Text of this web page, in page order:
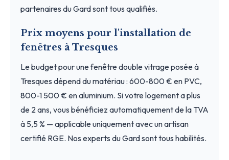
partenaires du Gard sont tous qualifiés.
Prix moyens pour l'installation de
fenêtres à Tresques
Le budget pour une fenêtre double vitrage posée à
Tresques dépend du matériau : 600-800 € en PVC,
800-1 500 € en aluminium. Si votre logement a plus
de 2 ans, vous bénéficiez automatiquement de la TVA
à 5,5 % — applicable uniquement avec un artisan
certifié RGE. Nos experts du Gard sont tous habilités.